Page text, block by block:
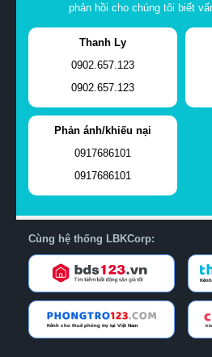
phản hồi cho chúng tôi biết
Thanh Ly
0902.657.123
0902.657.123
Phản ánh/khiếu nại
0917686101
0917686101
Cùng hệ thống LBKCorp: